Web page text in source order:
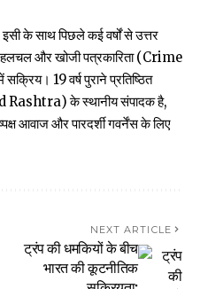
के साथ पिछले कई वर्षों से उत्तर
हलचल और खोजी पत्रकारिता (Crime
19 वर्ष पुराने प्रतिष्ठित
Rashtra) के स्थानीय संपादक है,
आवाज और पारदर्शी गवर्नेंस के लिए
NEXT ARTICLE
ट्रंप की धमकियों के बीच
भारत की कूटनीतिक